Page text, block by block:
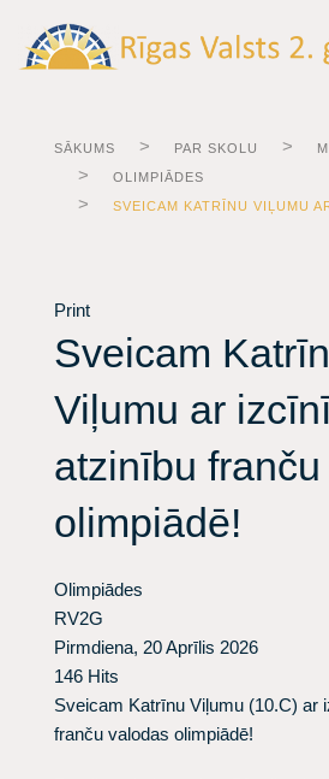
SĀKUMS PAR SKOLU
OLIMPIĀDES
​SVEICAM KATRĪNU VIĻUMU
Print
​Sveicam
Viļumu ar
atzinību
olimpiādē!
Olimpiādes
RV2G
Pirmdiena, 20 Aprīlis 2026
146 Hits
Sveicam Katrīnu Viļumu (10.C) ar
franču valodas olimpiādē!